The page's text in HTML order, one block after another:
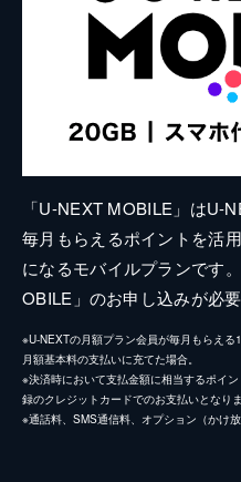
「U-NEXT MOBILE」はU-
毎月もらえるポイントを活
になるモバイルプランです
OBILE」のお申し込みが必要
※U-NEXTの月額プラン会員が毎月もらえ
月額基本料の支払いに充てた場合。
※決済時において支払金額に相当するポイ
録のクレジットカードでのお支払いとなりま
※通話料、SMS通信料、オプション（かけ